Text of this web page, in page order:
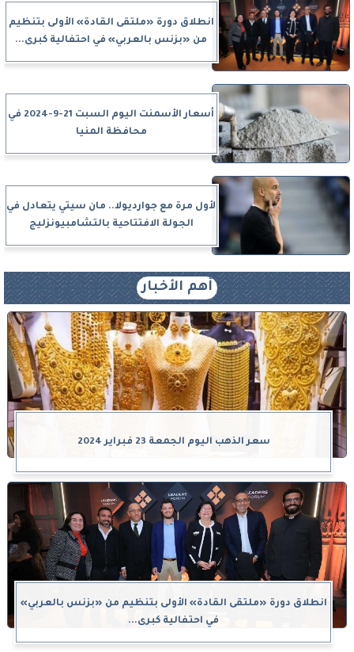
انطلاق دورة «ملتقى القادة» الأولى بتنظيم
من «بزنس بالعربي» في احتفالية كبرى...
أسعار الأسمنت اليوم السبت 21-9-2024 في
محافظة المنيا
لأول مرة مع جوارديولا.. مان سيتي يتعادل في
الجولة الافتتاحية بالتشامبيونزليج
أهم الأخبار
سعر الذهب اليوم الجمعة 23 فبراير 2024
انطلاق دورة «ملتقى القادة» الأولى بتنظيم من «بزنس بالعربي»
في احتفالية كبرى...